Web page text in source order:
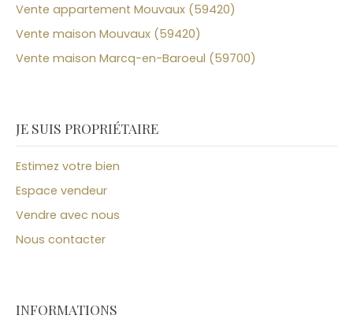
Vente appartement Mouvaux (59420)
Vente maison Mouvaux (59420)
Vente maison Marcq-en-Baroeul (59700)
JE SUIS PROPRIÉTAIRE
Estimez votre bien
Espace vendeur
Vendre avec nous
Nous contacter
INFORMATIONS